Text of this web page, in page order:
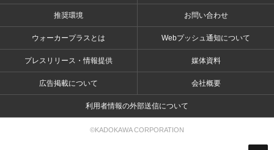
推奨環境 お問い合わせ
ウォーカープラスとは Webプッシュ通知について
プレスリリース・情報提供 媒体資料
広告掲載について 会社概要
利用者情報の外部送信について
©KADOKAWA CORPORATION